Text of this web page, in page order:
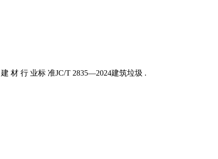
材 行 业标 准JC/T 2835—2024建筑垃圾 .